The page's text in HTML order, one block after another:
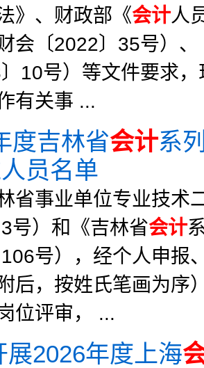
》、财政部《会计人
会〔2022〕35号）、
10号）等文件要求
有关事 ...
度吉林省会计系
员名单
省事业单位专业技术
3号）和《吉林省会计
106号），经个人申
后，按姓氏笔画为序
位评审， ...
展2026年度上海